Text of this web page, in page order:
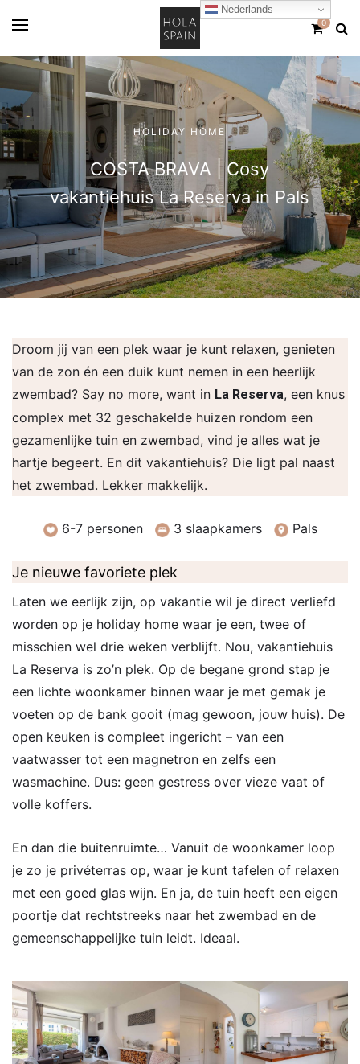
0
HOLIDAY HOME
COSTA BRAVA | Cosy
vakantiehuis La Reserva in Pals
Droom jij van een plek waar je kunt relaxen, genieten
van de zon én een duik kunt nemen in een heerlijk
zwembad? Say no more, want in La Reserva, een knus
complex met 32 geschakelde huizen rondom een
gezamenlijke tuin en zwembad, vind je alles wat je
hartje begeert. En dit vakantiehuis? Die ligt pal naast
het zwembad. Lekker makkelijk.
6-7 personen 3 slaapkamers Pals
Je nieuwe favoriete plek
Laten we eerlijk zijn, op vakantie wil je direct verliefd
worden op je holiday home waar je een, twee of
misschien wel drie weken verblijft. Nou, vakantiehuis
La Reserva is zo’n plek. Op de begane grond stap je
een lichte woonkamer binnen waar je met gemak je
voeten op de bank gooit (mag gewoon, jouw huis). De
open keuken is compleet ingericht – van een
vaatwasser tot een magnetron en zelfs een
wasmachine. Dus: geen gestress over vieze vaat of
volle koffers.
En dan die buitenruimte… Vanuit de woonkamer loop
je zo je privéterras op, waar je kunt tafelen of relaxen
met een goed glas wijn. En ja, de tuin heeft een eigen
poortje dat rechtstreeks naar het zwembad en de
gemeenschappelijke tuin leidt. Ideaal.
Nederlands